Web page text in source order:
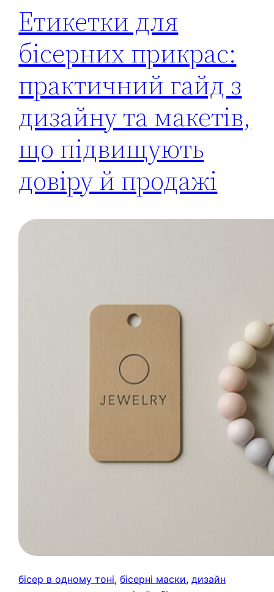
Етикетки для
бісерних прикрас:
практичний гайд з
дизайну та макетів,
що підвищують
довіру й продажі
бісер в одному тоні, бісерні маски, дизайн